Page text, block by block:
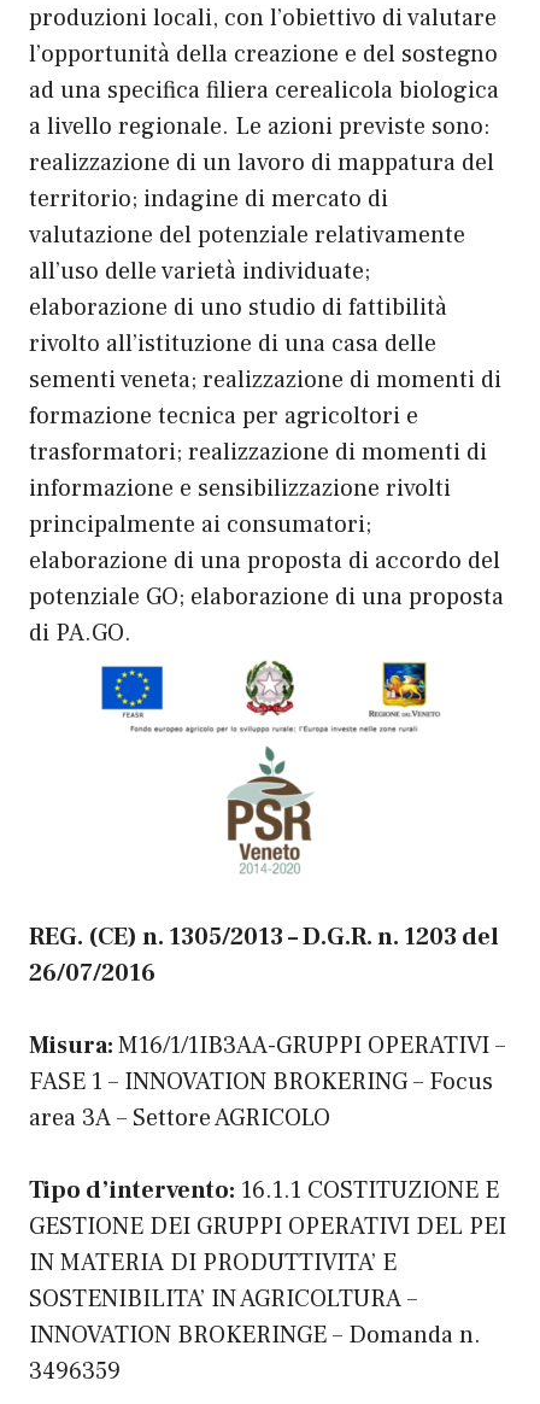
produzioni locali, con l’obiettivo di valutare
l’opportunità della creazione e del sostegno
ad una specifica filiera cerealicola biologica
a livello regionale. Le azioni previste sono:
realizzazione di un lavoro di mappatura del
territorio; indagine di mercato di
valutazione del potenziale relativamente
all’uso delle varietà individuate;
elaborazione di uno studio di fattibilità
rivolto all’istituzione di una casa delle
sementi veneta; realizzazione di momenti di
formazione tecnica per agricoltori e
trasformatori; realizzazione di momenti di
informazione e sensibilizzazione rivolti
principalmente ai consumatori;
elaborazione di una proposta di accordo del
potenziale GO; elaborazione di una proposta
di PA.GO.
REG. (CE) n. 1305/2013 – D.G.R. n. 1203 del
26/07/2016
Misura:M16/1/1IB3AA-GRUPPI OPERATIVI –
FASE 1 – INNOVATION BROKERING – Focus
area 3A – Settore AGRICOLO
Tipo d’intervento: 16.1.1 COSTITUZIONE E
GESTIONE DEI GRUPPI OPERATIVI DEL PEI
IN MATERIA DI PRODUTTIVITA’ E
SOSTENIBILITA’ IN AGRICOLTURA –
INNOVATION BROKERINGE – Domanda n.
3496359